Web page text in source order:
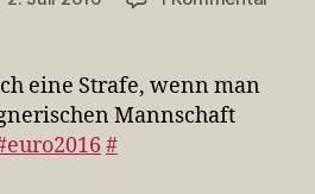
eine Strafe, wenn man
Mannschaft
#